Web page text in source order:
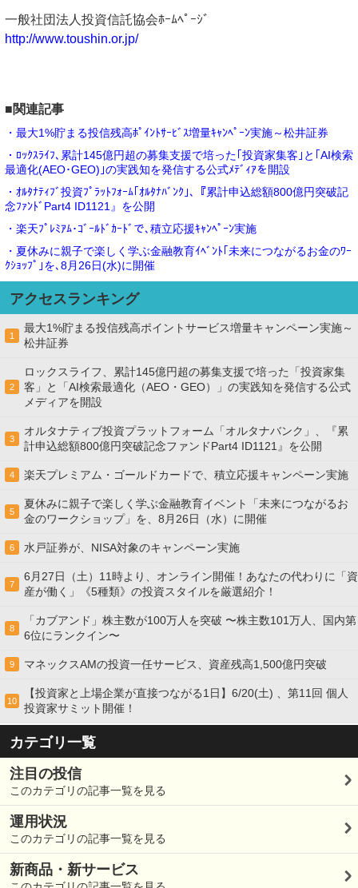
一般社団法人投資信託協会ﾎｰﾑﾍﾟｰｼﾞ
http://www.toushin.or.jp/
■関連記事
・最大1%貯まる投信残高ﾎﾟｲﾝﾄｻｰﾋﾞｽ増量ｷｬﾝﾍﾟｰﾝ実施～松井証券
・ﾛｯｸｽﾗｲﾌ､累計145億円超の募集支援で培った｢投資家集客｣と｢AI検索
最適化(AEO･GEO)｣の実践知を発信する公式ﾒﾃﾞｨｱを開設
・ｵﾙﾀﾅﾃｨﾌﾞ投資ﾌﾟﾗｯﾄﾌｫｰﾑ｢ｵﾙﾀﾅﾊﾞﾝｸ｣､『累計申込総額800億円突破記
念ﾌｧﾝﾄﾞPart4 ID1121』を公開
・楽天ﾌﾟﾚﾐｱﾑ･ｺﾞｰﾙﾄﾞｶｰﾄﾞで､積立応援ｷｬﾝﾍﾟｰﾝ実施
・夏休みに親子で楽しく学ぶ金融教育ｲﾍﾞﾝﾄ｢未来につながるお金のﾜｰ
ｸｼｮｯﾌﾟ｣を､8月26日(水)に開催
アクセスランキング
1
最大1%貯まる投信残高ポイントサービス増量キャンペーン実施～
松井証券
2
ロックスライフ、累計145億円超の募集支援で培った「投資家集
客」と「AI検索最適化（AEO・GEO）」の実践知を発信する公式
メディアを開設
3
オルタナティブ投資プラットフォーム「オルタナバンク」、『累
計申込総額800億円突破記念ファンドPart4 ID1121』を公開
4 楽天プレミアム・ゴールドカードで、積立応援キャンペーン実施
5
夏休みに親子で楽しく学ぶ金融教育イベント「未来につながるお
金のワークショップ」を、8月26日（水）に開催
6 水戸証券が、NISA対象のキャンペーン実施
7
6月27日（土）11時より、オンライン開催！あなたの代わりに「資
産が働く」《5種類》の投資スタイルを厳選紹介！
8
「カブアンド」株主数が100万人を突破 〜株主数101万人、国内第
6位にランクイン〜
9 マネックスAMの投資一任サービス、資産残高1,500億円突破
10
【投資家と上場企業が直接つながる1日】6/20(土) 、第11回 個人
投資家サミット開催！
カテゴリ一覧
注目の投信
このカテゴリの記事一覧を見る
運用状況
このカテゴリの記事一覧を見る
新商品・新サービス